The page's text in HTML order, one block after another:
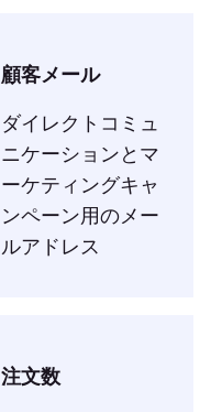
顧客メール
ダイレクトコミュ
ニケーションとマ
ーケティングキャ
ンペーン用のメー
ルアドレス
注文数